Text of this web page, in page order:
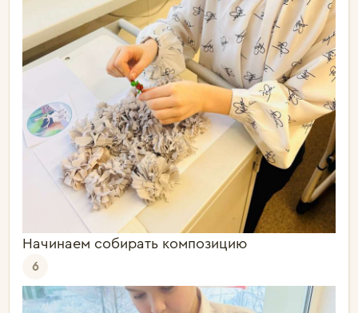
Начинаем собирать композицию
6